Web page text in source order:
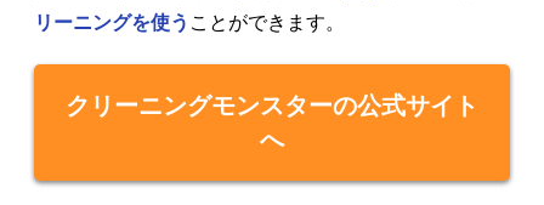
リーニングを使う ことができます。
クリーニングモンスターの公式サイト
へ